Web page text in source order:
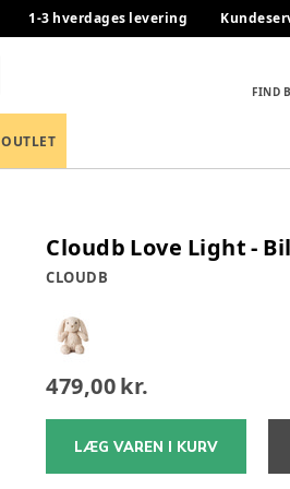
1-3 hverdages levering
FIND
OUTLET
Cloudb Love Light -
CLOUDB
479,00 kr.
LÆG VAREN I KURV